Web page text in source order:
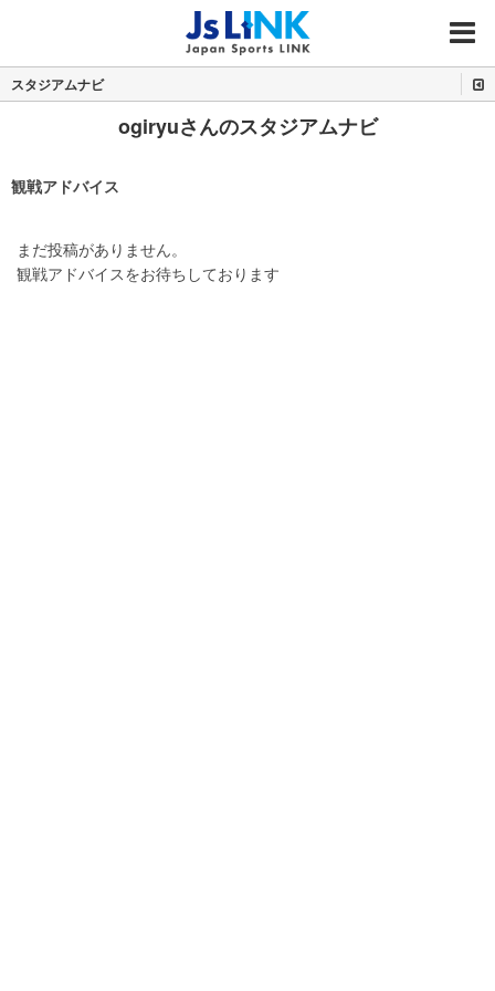
MENU
スタジアムナビ
ogiryuさんのスタジアムナビ
観戦アドバイス
まだ投稿がありません。
観戦アドバイスをお待ちしております